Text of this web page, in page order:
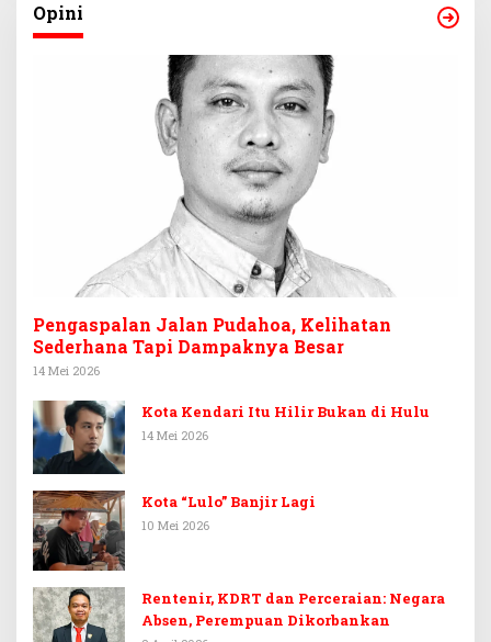
Opini
Pengaspalan Jalan Pudahoa, Kelihatan
Sederhana Tapi Dampaknya Besar
14 Mei 2026
Kota Kendari Itu Hilir Bukan di Hulu
14 Mei 2026
Kota “Lulo” Banjir Lagi
10 Mei 2026
Rentenir, KDRT dan Perceraian: Negara
Absen, Perempuan Dikorbankan